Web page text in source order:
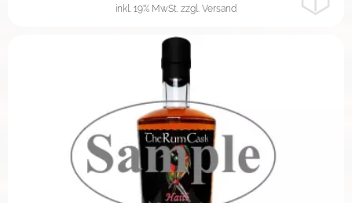
inkl. 19% MwSt. zzgl. Versand